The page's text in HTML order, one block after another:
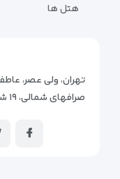
هتل ها
صرافهای شمالی، ۱۹ شمالی پ ۲۱